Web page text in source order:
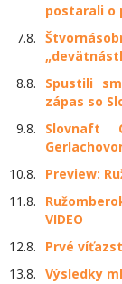
postarali o
7.8.
8.8.
Spustili
zápas so
9.8.
10.8.
Preview:
11.8.
VIDEO
12.8.
Prvé
13.8. Výsledky